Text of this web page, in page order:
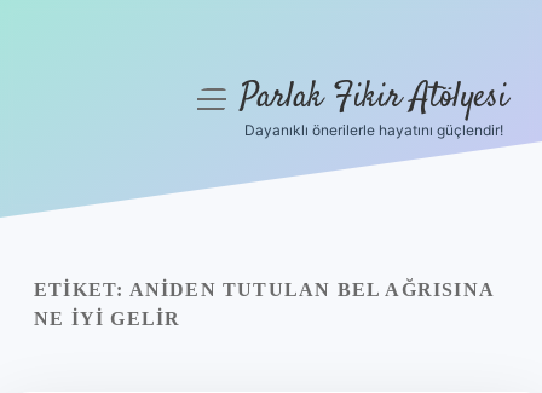
Yasal Uyarı
menüyüParlak Fikir Atölyesi
Dayanıklı önerilerle hayatını güçlendir!
ETIKET: ANIDEN TUTULAN BEL AĞRISINA
NE IYI GELIR